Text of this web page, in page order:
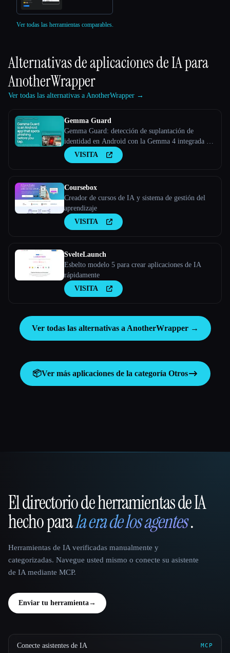
Ver todas las herramientas comparables.
Alternativas de aplicaciones de IA para
AnotherWrapper
Ver todas las alternativas a AnotherWrapper →
Gemma Guard
Gemma Guard: detección de suplantación de
identidad en Android con la Gemma 4 integrada en
el dispositivo
VISITA
Coursebox
Creador de cursos de IA y sistema de gestión del
aprendizaje
VISITA
SvelteLaunch
Esbelto modelo 5 para crear aplicaciones de IA
rápidamente
VISITA
Ver todas las alternativas a AnotherWrapper →
📦Ver más aplicaciones de la categoría Otros
That AI Collection
El directorio de herramientas de IA
hecho parala era de los agentes.
Herramientas de IA verificadas manualmente y
categorizadas. Navegue usted mismo o conecte su asistente
de IA mediante MCP.
Enviar tu herramienta→
Conecte asistentes de IA MCP